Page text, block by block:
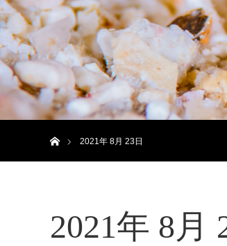
2021年 8月 23日
2021年 8月